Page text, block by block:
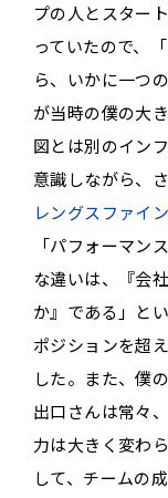
プの人とスター
っていたので、
ら、いかに一つ
が当時の僕の大
図とは別のイン
意識しながら、
レングスファイ
「パフォーマン
な違いは、『会
か』である」と
ポジションを超
した。また、僕
出口さんは常々
力は大きく変わ
して、チームの